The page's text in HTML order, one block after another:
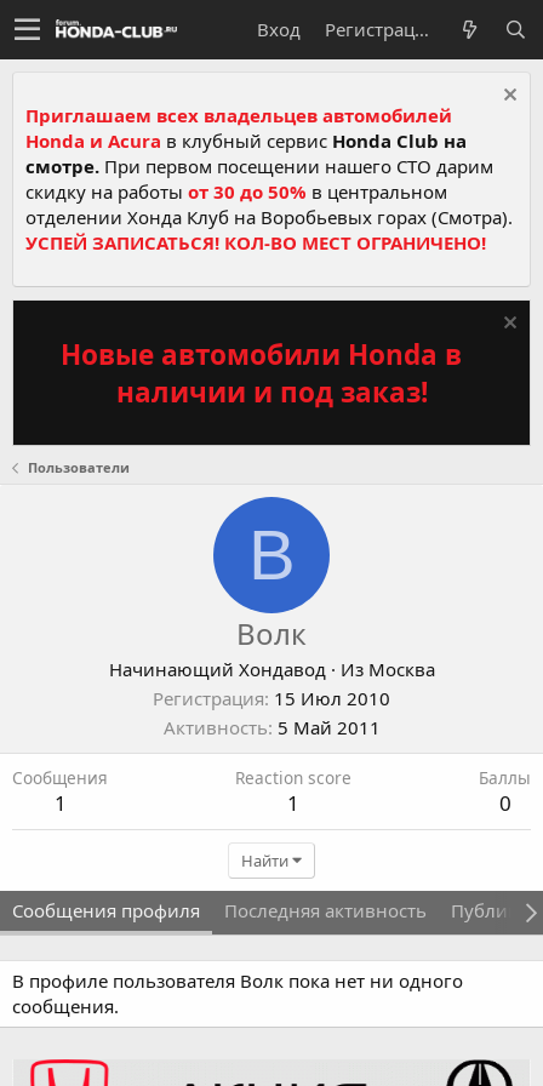
Вход Регистрация
Приглашаем всех владельцев автомобилей
Honda и Acura в клубный сервис Honda Club на
смотре. При первом посещении нашего СТО дарим
скидку на работы от 30 до 50% в центральном
отделении Хонда Клуб на Воробьевых горах (Смотра).
УСПЕЙ ЗАПИСАТЬСЯ! КОЛ-ВО МЕСТ ОГРАНИЧЕНО!
Новые автомобили Honda в
наличии и под заказ!
Пользователи
В
Волк
Начинающий Хондавод · Из Москва
Регистрация 15 Июл 2010
Активность 5 Май 2011
Сообщения
1
Reaction score
1
Баллы
0
Найти
Сообщения профиля Последняя активность
В профиле пользователя Волк пока нет ни одного
сообщения.